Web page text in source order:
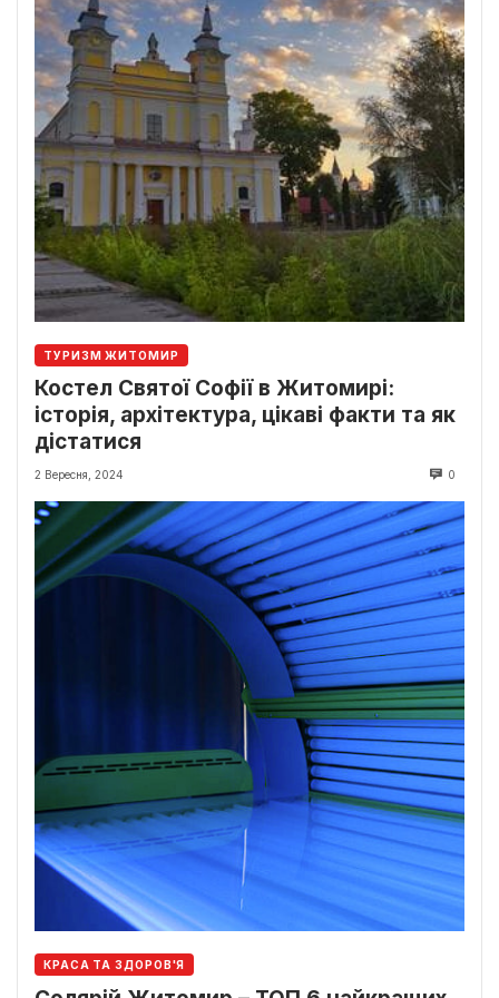
ТУРИЗМ ЖИТОМИР
Костел Святої Софії в Житомирі:
історія, архітектура, цікаві факти та як
дістатися
2 Вересня, 2024 0
КРАСА ТА ЗДОРОВ'Я